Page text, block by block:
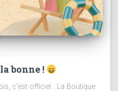
bonne !
c’est officiel : La Boutique